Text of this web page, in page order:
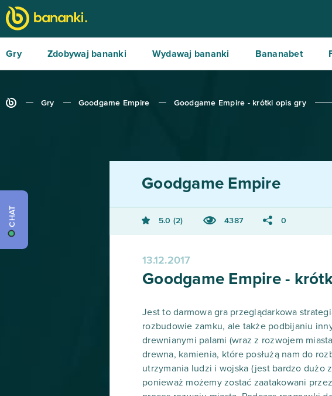
Gry Zdobywaj bananki Wydawaj bananki Bananabet
Gry Goodgame Empire Goodgame Empire - krótki opis gry
Goodgame Empire
5.0 2 4387 0
13.12.2017
Goodgame Empire -
Jest to darmowa gra przeglądarkowa
rozbudowie zamku, ale także podbijaniu
drewnianymi palami (wraz z rozwojem
drewna, kamienia, które posłużą nam do
utrzymania ludzi i wojska (jest bardzo dużo
ponieważ możemy zostać zaatakowani
CHAT